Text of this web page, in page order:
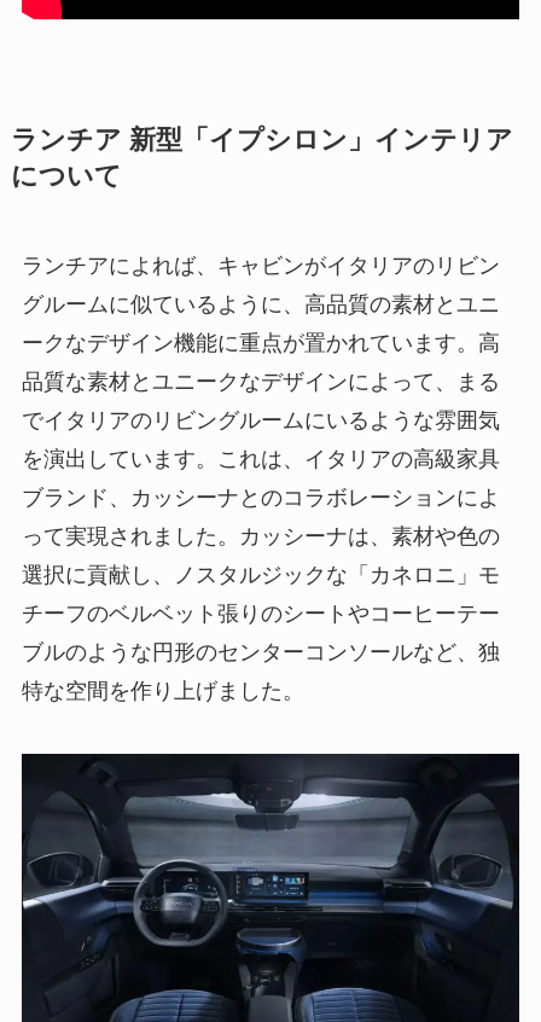
ランチア 新型「イプシロン」インテリア
について
ランチアによれば、キャビンがイタリアのリビン
グルームに似ているように、高品質の素材とユニ
ークなデザイン機能に重点が置かれています。高
品質な素材とユニークなデザインによって、まる
でイタリアのリビングルームにいるような雰囲気
を演出しています。これは、イタリアの高級家具
ブランド、カッシーナとのコラボレーションによ
って実現されました。カッシーナは、素材や色の
選択に貢献し、ノスタルジックな「カネロニ」モ
チーフのベルベット張りのシートやコーヒーテー
ブルのような円形のセンターコンソールなど、独
特な空間を作り上げました。